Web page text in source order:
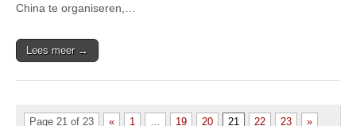
China te organiseren,…
Lees meer →
Page 21 of 23 « 1 19 20 21 22 23 »